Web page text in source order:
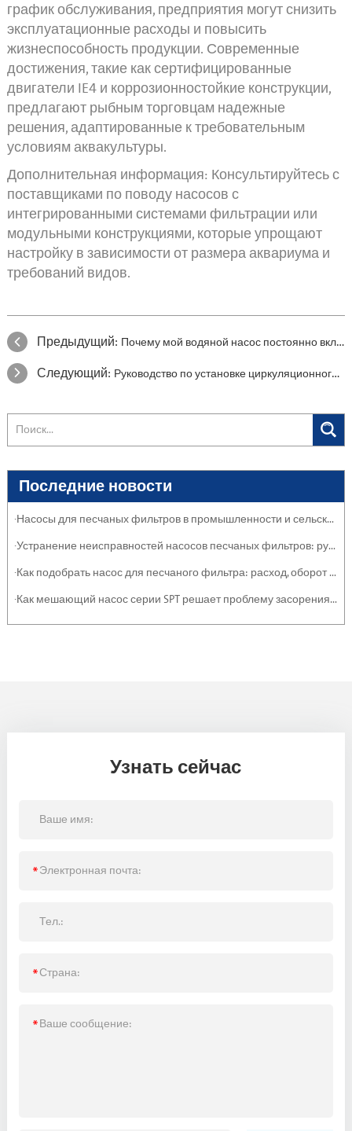
график обслуживания, предприятия могут снизить
эксплуатационные расходы и повысить
жизнеспособность продукции. Современные
достижения, такие как сертифицированные
двигатели IE4 и коррозионностойкие конструкции,
предлагают рыбным торговцам надежные
решения, адаптированные к требовательным
условиям аквакультуры.
Дополнительная информация: Консультируйтесь с
поставщиками по поводу насосов с
интегрированными системами фильтрации или
модульными конструкциями, которые упрощают
настройку в зависимости от размера аквариума и
требований видов.
Предыдущий: Почему мой водяной насос постоянно включается и выключается? Подробное руководство по устранению и профилактике неисправностей
Следующий: Руководство по установке циркуляционного насоса для горячей воды
Последние новости
·Насосы для песчаных фильтров в промышленности и сельском хозяйстве: защита систем
·Устранение неисправностей насосов песчаных фильтров: руководство по обслуживанию
·Как подобрать насос для песчаного фильтра: расход, оборот и эффективность
·Как мешающий насос серии SPT решает проблему засорения тяжелыми отложениями и суспензиями
Узнать сейчас